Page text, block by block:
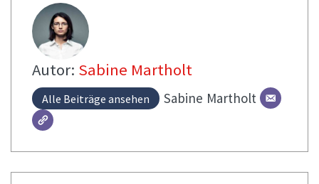
Autor: Sabine Martholt
Alle Beiträge ansehen Sabine Martholt